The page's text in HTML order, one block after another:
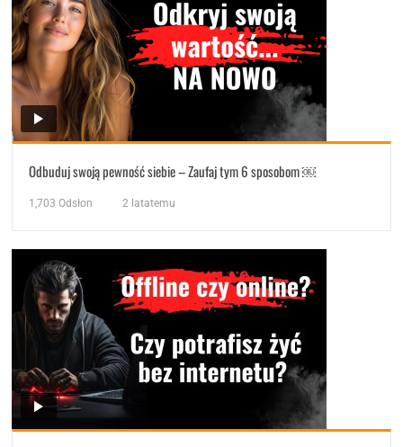
Odbuduj swoją pewność siebie – Zaufaj tym 6 sposobom ￼
1,703 Odsłon 2 latatemu